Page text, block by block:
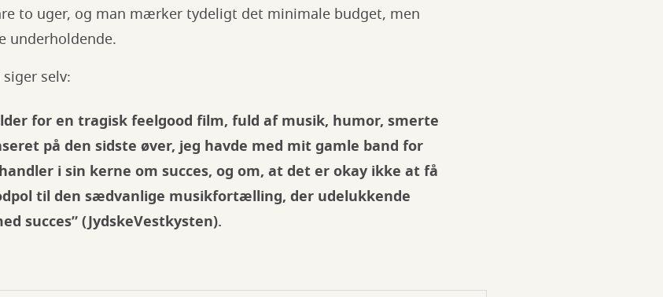
to uger, og man mærker tydeligt det minimale budget, men
underholdende.
selv:
for en tragisk feelgood film, fuld af musik, humor, smerte
på den sidste øver, jeg havde med mit gamle band for
i sin kerne om succes, og om, at det er okay ikke at få
til den sædvanlige musikfortælling, der udelukkende
succes” (JydskeVestkysten).